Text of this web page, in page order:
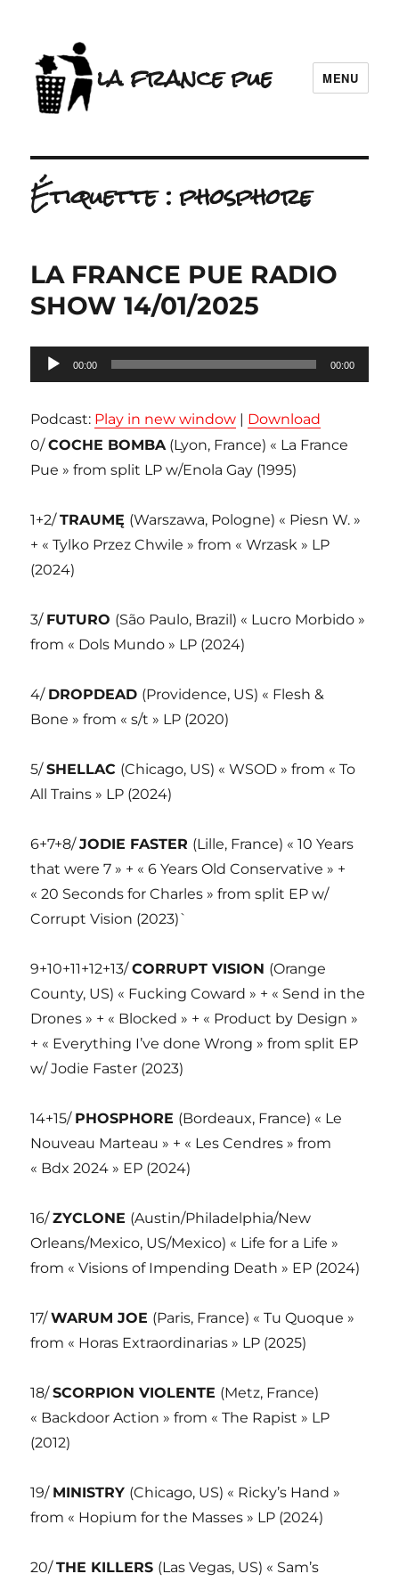
la france pue MENU
Étiquette :phosphore
LA FRANCE PUE RADIO
SHOW 14/01/2025
Lecteur
audio
00:00 00:00
Podcast: Play in new window | Download
0/COCHE BOMBA(Lyon, France) « La France
Pue » from split LP w/Enola Gay (1995)
1+2/TRAUMĘ (Warszawa, Pologne) « Piesn W. »
+ « Tylko Przez Chwile » from « Wrzask » LP
(2024)
3/ FUTURO (São Paulo, Brazil) « Lucro Morbido »
from « Dols Mundo » LP (2024)
4/ DROPDEAD (Providence, US) « Flesh &
Bone » from « s/t » LP (2020)
5/SHELLAC (Chicago, US) « WSOD » from « To
All Trains » LP (2024)
6+7+8/JODIE FASTER (Lille, France) « 10 Years
that were 7 » + « 6 Years Old Conservative » +
« 20 Seconds for Charles » from split EP w/
Corrupt Vision (2023)`
9+10+11+12+13/CORRUPT VISION (Orange
County, US) « Fucking Coward » + « Send in the
Drones » + « Blocked » + « Product by Design »
+ « Everything I’ve done Wrong » from split EP
w/ Jodie Faster (2023)
14+15/ PHOSPHORE (Bordeaux, France) « Le
Nouveau Marteau » + « Les Cendres » from
« Bdx 2024 » EP (2024)
16/ZYCLONE (Austin/Philadelphia/New
Orleans/Mexico, US/Mexico) « Life for a Life »
from « Visions of Impending Death » EP (2024)
17/WARUM JOE (Paris, France) « Tu Quoque »
from « Horas Extraordinarias » LP (2025)
18/SCORPION VIOLENTE (Metz, France)
« Backdoor Action » from « The Rapist » LP
(2012)
19/ MINISTRY (Chicago, US) « Ricky’s Hand »
from « Hopium for the Masses » LP (2024)
20/THE KILLERS (Las Vegas, US) « Sam’s